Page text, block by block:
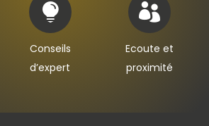

Conseils
d’expert

Ecoute et
proximité